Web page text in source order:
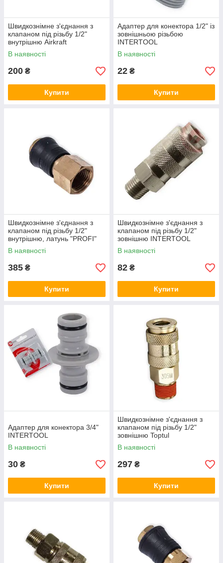
Швидкознімне з'єднання з
клапаном під різьбу 1/2"
внутрішню Airkraft
В наявності
200 ₴
Купити
Адаптер для конектора 1/2" із
зовнішньою різьбою
INTERTOOL
В наявності
22 ₴
Купити
Швидкознімне з'єднання з
клапаном під різьбу 1/2"
внутрішню, латунь "PROFI"
Airkraft
В наявності
385 ₴
Купити
Швидкознімне з'єднання з
клапаном під різьбу 1/2"
зовнішню INTERTOOL
В наявності
82 ₴
Купити
Адаптер для конектора 3/4"
INTERTOOL
В наявності
30 ₴
Купити
Швидкознімне з'єднання з
клапаном під різьбу 1/2"
зовнішню Toptul
В наявності
297 ₴
Купити